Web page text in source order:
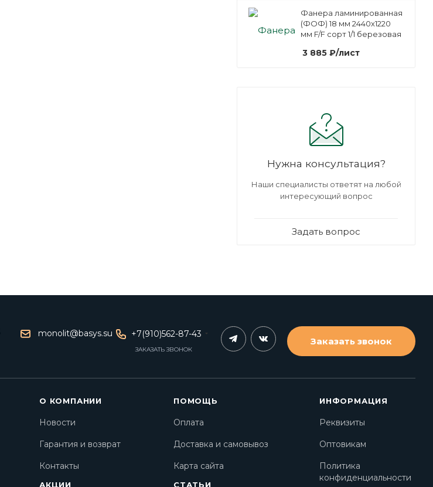
Фанера ламинированная
(ФОФ) 18 мм 2440х1220
мм F/F сорт 1/1 березовая
3 885 ₽/лист
Нужна консультация?
Наши специалисты ответят на любой
интересующий вопрос
Задать вопрос
monolit@basys.su +7(910)562-87-43
ЗАКАЗАТЬ ЗВОНОК
Заказать звонок
О КОМПАНИИ
Новости
Гарантия и возврат
Контакты
АКЦИИ
ПОМОЩЬ
Оплата
Доставка и самовывоз
Карта сайта
СТАТЬИ
ИНФОРМАЦИЯ
Реквизиты
Оптовикам
Политика
конфиденциальности